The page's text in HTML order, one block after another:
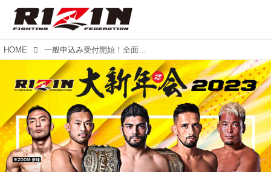
HOME 一般申込み受付開始！全面対抗戦チームRIZINが集結！2/19（日）ファンイベント『RIZIN大新年会2023』